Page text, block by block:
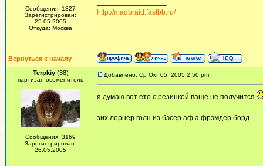
Сообщения: 1327
Зарегистрирован:
25.05.2005
Откуда: Москва
http://madbraid.fastbb.ru/
Вернуться к началу
Terpkiy(38)
партизан-осеменитель
Сообщения: 3169
Зарегистрирован:
26.05.2005
Добавлено: Ср Окт 05, 2005 2:50 pm
я думаю вот ето с резинкой ваще не получится
зих лернер голн из бэсер аф а фрэмдер борд